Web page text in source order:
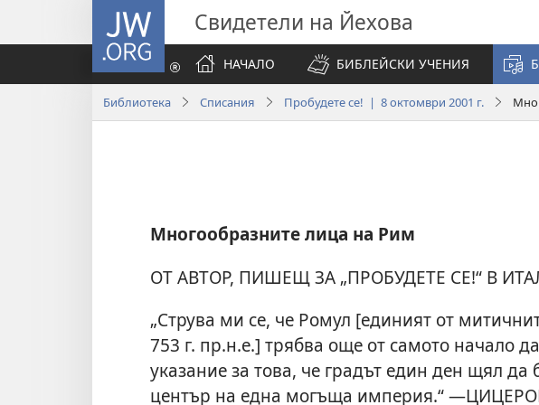
JW.ORG Свидетели на Йехова
НАЧАЛО
БИБЛЕЙСКИ УЧЕНИЯ
Библиотека Списания Пробудете се! | 8 октомври 2001 г.
Многообразните лица на Рим
ОТ АВТОР, ПИШЕЩ ЗА „ПРОБУДЕТЕ СЕ!“ В
„Струва ми се, че Ромул [единият от
753 г. пр.н.е.] трябва още от самото начало
указание за това, че градът един ден щял
център на една могъща империя.“